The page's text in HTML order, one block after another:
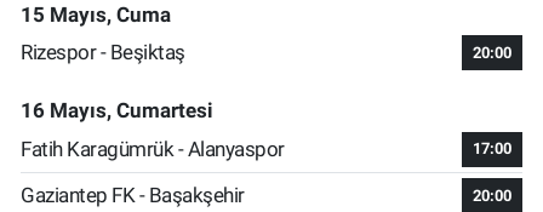
15 Mayıs, Cuma
Rizespor - Beşiktaş
20:00
16 Mayıs, Cumartesi
Fatih Karagümrük - Alanyaspor
17:00
Gaziantep FK - Başakşehir 20:00